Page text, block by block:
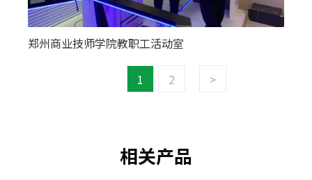
郑州商业技师学院教职工活动室
1 2 >
相关产品